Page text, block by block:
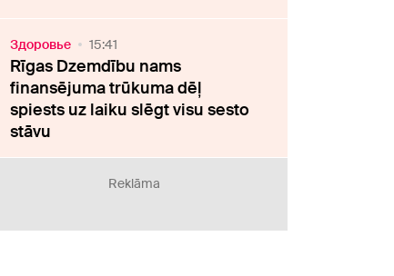
Здоровье 15:41
Rīgas Dzemdību nams
finansējuma trūkuma dēļ
spiests uz laiku slēgt visu sesto
stāvu
Reklāma